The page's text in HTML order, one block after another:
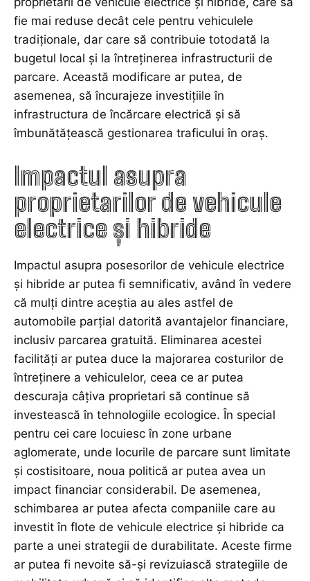
fie mai reduse decât cele pentru vehiculele
tradiționale, dar care să contribuie totodată la
bugetul local și la întreținerea infrastructurii de
parcare. Această modificare ar putea, de
asemenea, să încurajeze investițiile în
infrastructura de încărcare electrică și să
îmbunătățească gestionarea traficului în oraș.
Impactul asupra
proprietarilor de vehicule
electrice și hibride
Impactul asupra posesorilor de vehicule electrice
și hibride ar putea fi semnificativ, având în vedere
că mulți dintre aceștia au ales astfel de
automobile parțial datorită avantajelor financiare,
inclusiv parcarea gratuită. Eliminarea acestei
facilități ar putea duce la majorarea costurilor de
întreținere a vehiculelor, ceea ce ar putea
descuraja câțiva proprietari să continue să
investească în tehnologiile ecologice. În special
pentru cei care locuiesc în zone urbane
aglomerate, unde locurile de parcare sunt limitate
și costisitoare, noua politică ar putea avea un
impact financiar considerabil. De asemenea,
schimbarea ar putea afecta companiile care au
investit în flote de vehicule electrice și hibride ca
parte a unei strategii de durabilitate. Aceste firme
ar putea fi nevoite să-și revizuiască strategiile de